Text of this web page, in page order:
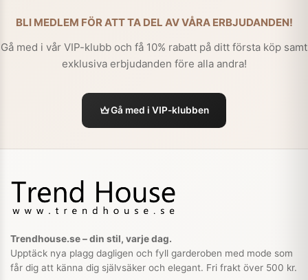
BLI MEDLEM FÖR ATT TA DEL AV VÅRA ERBJUDANDEN!
Gå med i vår VIP-klubb och få 10% rabatt på ditt första köp samt
exklusiva erbjudanden före alla andra!
Gå med i VIP-klubben
Trendhouse.se – din stil, varje dag.
Upptäck nya plagg dagligen och fyll garderoben med mode som
får dig att känna dig självsäker och elegant. Fri frakt över 500 kr.